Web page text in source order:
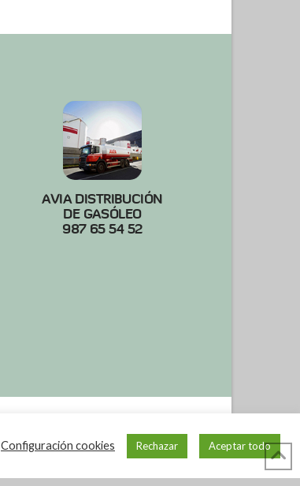
AVIA DISTRIBUCIÓN
DE GASÓLEO
987 65 54 52
Configuración cookies Rechazar Aceptar todo